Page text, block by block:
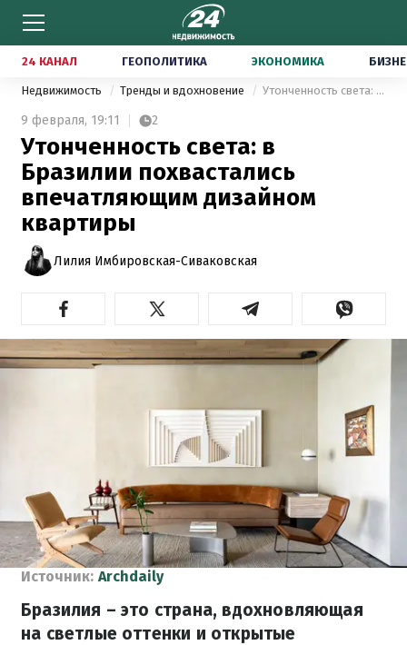
24 КАНАЛ ГЕОПОЛИТИКА ЭКОНОМИКА
Недвижимость Тренды и вдохновение Утонченность света: в Бразилии похвастались впечатляющим дизайном квартиры
9 февраля, 19:11 2
Утонченность света: в
Бразилии похвастались
впечатляющим дизайном
квартиры
Лилия Имбировская-Сиваковская
Источник: Archdaily
Бразилия – это страна, вдохновляющая
на светлые оттенки и открытые